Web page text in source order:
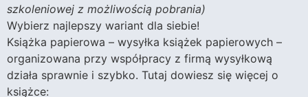
szkoleniowej z możliwością pobrania)
Wybierz najlepszy wariant dla siebie!
Książka papierowa – wysyłka książek papierowych –
organizowana przy współpracy z firmą wysyłkową
działa sprawnie i szybko. Tutaj dowiesz się więcej o
książce: